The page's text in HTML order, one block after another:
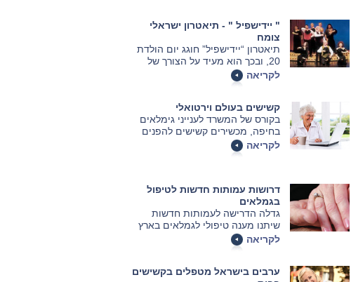
היהודי.
" יידישפיל " - תיאטרון ישראלי
צומח
תיאטרון “יידישפיל” חוגג יום הולדת
20, ובכך הוא מעיד על הצורך של
מבוגרים, בני דור הביניים והנכדים
בני העשרה והעשרים - להכיר
כמעט מן העולם
לקריאה
קשישים בעולם וירטואלי
בקורס של המשרד לענייני גימלאים
בחיפה, מכשירים קשישים להפנים
שעכבר הוא לא רק אורח במזווה,
שהדואר היום לא בא רק באוטו
לקריאה
דרושות עמותות חדשות לטיפול
בגמלאים
גדלה הדרישה לעמותות חדשות
שיתנו מענה טיפולי לגמלאים בארץ
לקריאה
ערבים בישראל מטפלים בקשישים